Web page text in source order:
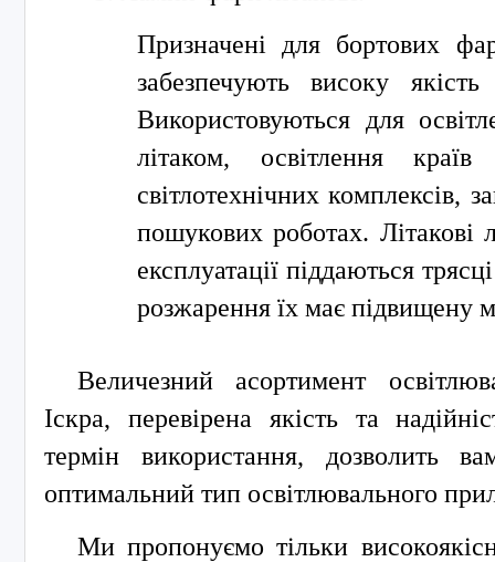
Призначені для бортових
забезпечують високу якість
Використовуються для
літаком, освітлення
світлотехнічних комплексів,
пошукових роботах. Літакові
експлуатації піддаються
розжарення їх має підвищену
Величезний асортимент
Іскра, перевірена якість та
термін використання, дозволить
оптимальний тип освітлювального
Ми пропонуємо тільки